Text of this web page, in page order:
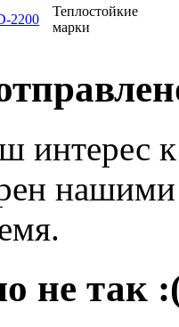
2200
Теплостойкие
марки
интерес
не так